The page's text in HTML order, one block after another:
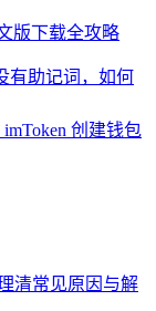
版下载全攻略
有助记词，如何
创建钱包
清常见原因与解